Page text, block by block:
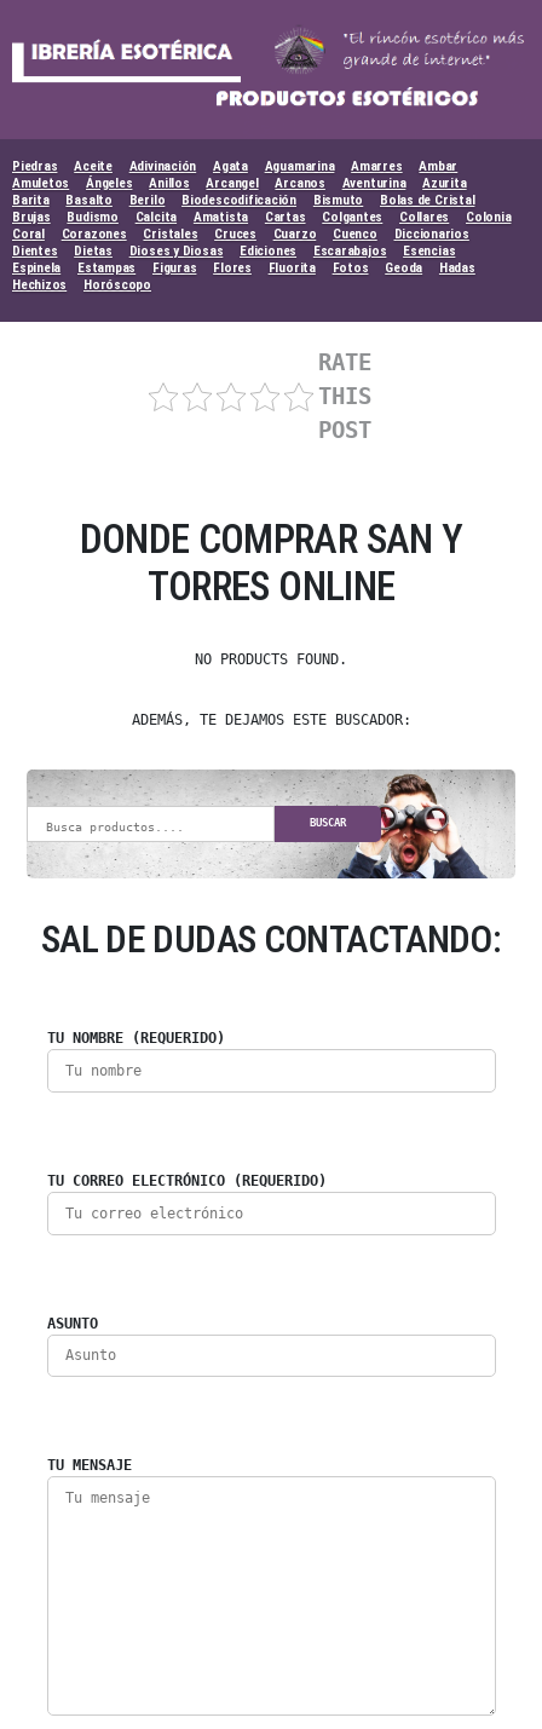
Piedras Aceite Adivinación Agata Aguamarina Amarres
Ambar
Amuletos
Ángeles Anillos Arcangel Arcanos Aventurina
Azurita
Barita
Basalto Berilo Biodescodificación Bismuto
Bolas de Cristal
Brujas
Budismo Calcita Amatista Cartas Colgantes Collares
Colonia
Coral
Corazones Cristales Cruces Cuarzo Cuenco
Diccionarios
Dientes
Dietas Dioses y Diosas Ediciones Escarabajos
Esencias
Espinela
Estampas Figuras Flores Fluorita Fotos Geoda
Hadas
Hechizos
Horóscopo
RATE
THIS
POST
DONDE COMPRAR SAN Y
TORRES ONLINE
NO PRODUCTS FOUND.
ADEMÁS, TE DEJAMOS ESTE BUSCADOR:
BUSCAR
SAL DE DUDAS CONTACTANDO:
TU NOMBRE (REQUERIDO)
TU CORREO ELECTRÓNICO (REQUERIDO)
ASUNTO
TU MENSAJE